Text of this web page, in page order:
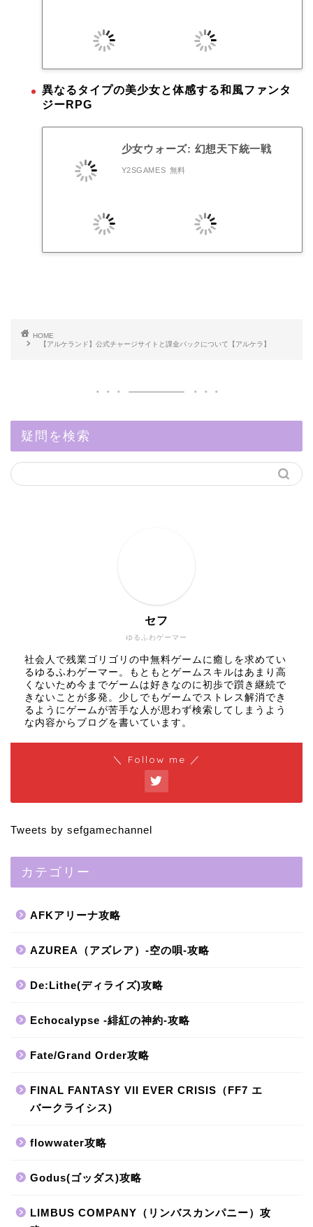
異なるタイプの美少女と体感する和風ファンタ
ジーRPG
少女ウォーズ: 幻想天下統一戦
Y2SGAMES 無料
HOME
【アルケランド】公式チャージサイトと課金パックについて【アルケラ】
疑問を検索
ゆるふわゲーマー
セフ
社会人で残業ゴリゴリの中無料ゲームに癒しを求めてい
るゆるふわゲーマー。もともとゲームスキルはあまり高
くないため今までゲームは好きなのに初歩で躓き継続で
きないことが多発。少しでもゲームでストレス解消でき
るようにゲームが苦手な人が思わず検索してしまうよう
な内容からブログを書いています。
＼ Follow me ／
Tweets by sefgamechannel
カテゴリー
AFKアリーナ攻略
AZUREA（アズレア）-空の唄-攻略
De:Lithe(ディライズ)攻略
Echocalypse -緋紅の神約-攻略
Fate/Grand Order攻略
FINAL FANTASY VII EVER CRISIS（FF7 エ
バークライシス)
flowwater攻略
Godus(ゴッダス)攻略
LIMBUS COMPANY（リンバスカンパニー）攻